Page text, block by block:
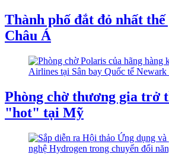
Thành phố đắt đỏ nhất
Châu Á
Phòng chờ thương gia trở
"hot" tại Mỹ